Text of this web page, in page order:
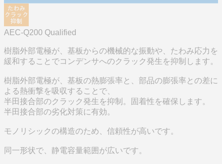
AEC-Q200 Qualified
樹脂外部電極が、基板からの機械的な振動や、たわみ応力を
緩和することでコンデンサへのクラック発生を抑制します。
樹脂外部電極が、基板の熱膨張率と、部品の膨張率との差に
よる熱衝撃を吸収することで、
半田接合部のクラック発生を抑制。固着性を確保します。
半田接合部の劣化対策に有効。
モノリシックの構造のため、信頼性が高いです。
同一形状で、静電容量範囲が広いです。